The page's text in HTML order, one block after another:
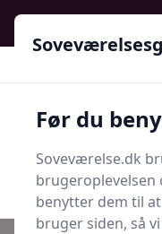
Søg nu
Søg nu
Før du
Soveværelse.dk
brugeroplevelsen
benytter dem til
bruger siden, så